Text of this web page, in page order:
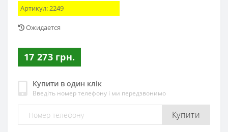
Артикул:2249
Ожидается
17 273 грн.
Купити в один клік
Введіть номер телефону і ми передзвонимо
Купити